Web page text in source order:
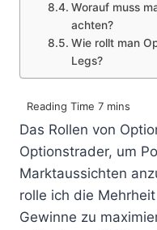
Worauf muss
achten?
Wie rollt man
Legs?
Das Rollen von
Optionstrader, um
Marktaussichten
rolle ich die
Gewinne zu